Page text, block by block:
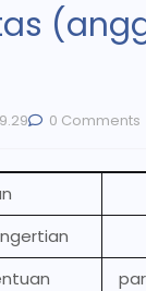
0 Comments